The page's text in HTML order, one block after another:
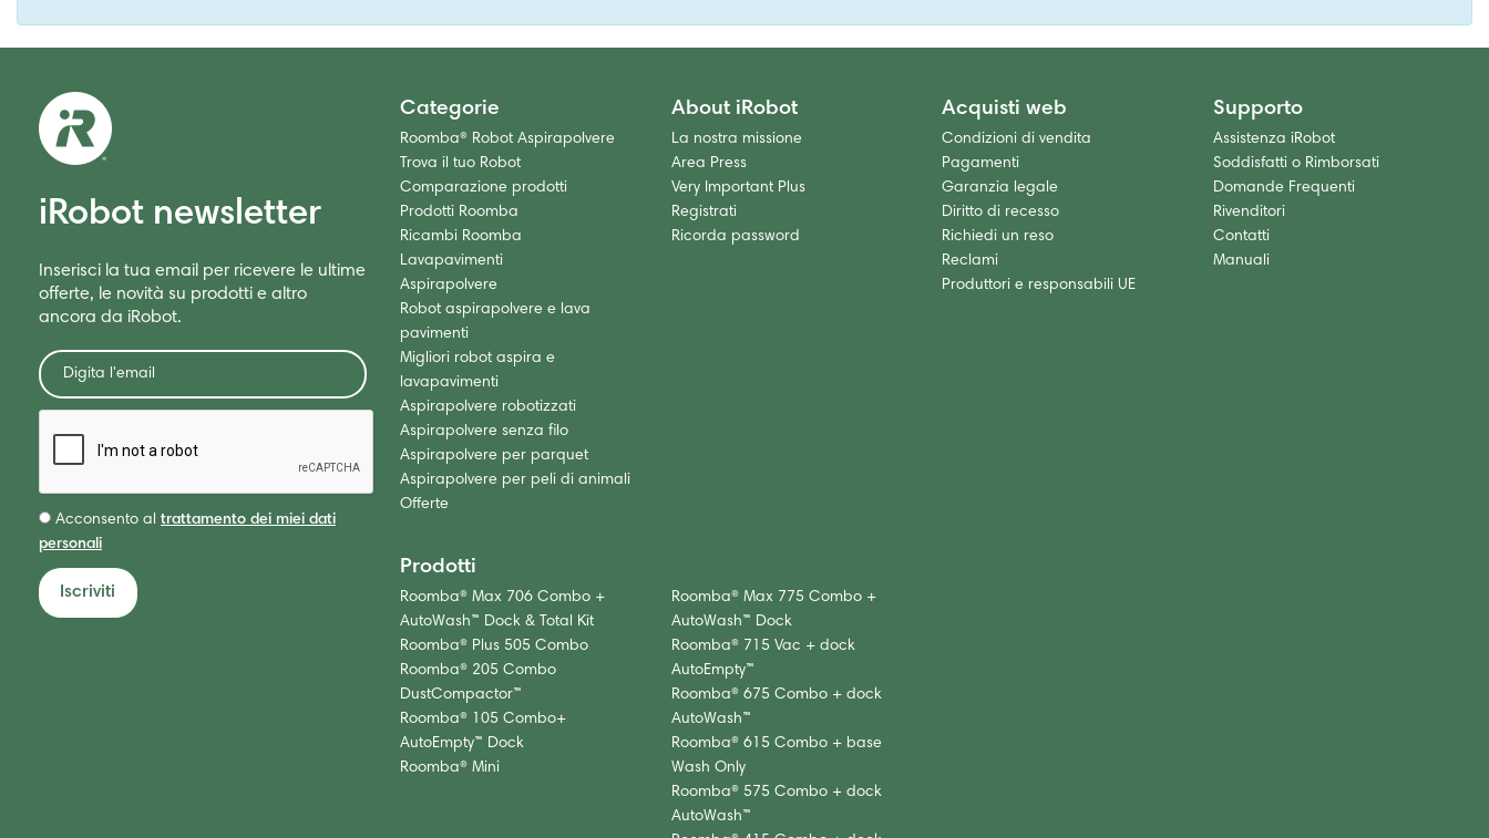
iRobot newsletter
Inserisci la tua email per ricevere le ultime
offerte, le novità su prodotti e altro
ancora da iRobot.
Acconsento al trattamento dei miei dati
personali
Iscriviti
Categorie
Roomba® Robot Aspirapolvere
Trova il tuo Robot
Comparazione prodotti
Prodotti Roomba
Ricambi Roomba
Lavapavimenti
Aspirapolvere
Robot aspirapolvere e lava
pavimenti
Migliori robot aspira e
lavapavimenti
Aspirapolvere robotizzati
Aspirapolvere senza filo
Aspirapolvere per parquet
Aspirapolvere per peli di animali
Offerte
About iRobot
La nostra missione
Area Press
Very Important Plus
Registrati
Ricorda password
Acquisti web
Condizioni di vendita
Pagamenti
Garanzia legale
Diritto di recesso
Richiedi un reso
Reclami
Produttori e responsabili UE
Supporto
Assistenza iRobot
Soddisfatti o Rimborsati
Domande Frequenti
Rivenditori
Contatti
Manuali
Prodotti
Roomba® Max 706 Combo +
AutoWash™ Dock & Total Kit
Roomba® Plus 505 Combo
Roomba® 205 Combo
DustCompactor™
Roomba® 105 Combo+
AutoEmpty™ Dock
Roomba® Mini
Roomba® Max 775 Combo +
AutoWash™ Dock
Roomba® 715 Vac + dock
AutoEmpty™
Roomba® 675 Combo + dock
AutoWash™
Roomba® 615 Combo + base
Wash Only
Roomba® 575 Combo + dock
AutoWash™